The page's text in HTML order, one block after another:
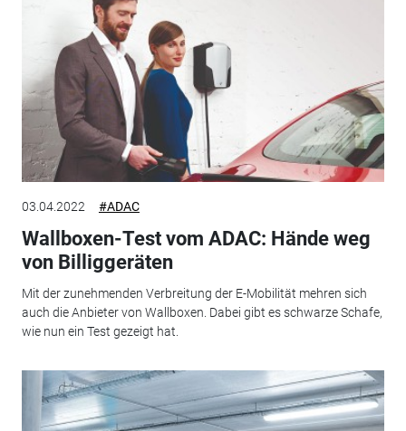
03.04.2022 #ADAC
Wallboxen-Test vom ADAC: Hände weg
von Billiggeräten
Mit der zunehmenden Verbreitung der E-Mobilität mehren sich
auch die Anbieter von Wallboxen. Dabei gibt es schwarze Schafe,
wie nun ein Test gezeigt hat.